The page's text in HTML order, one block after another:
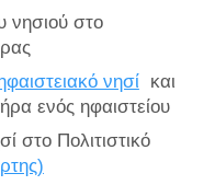
νησιού στο
νησίκαι
ενός ηφαιστείου
στο Πολιτιστικό